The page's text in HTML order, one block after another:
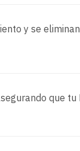
y se
que tu